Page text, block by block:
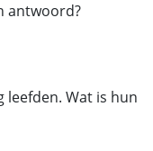
antwoord?
leefden. Wat is hun